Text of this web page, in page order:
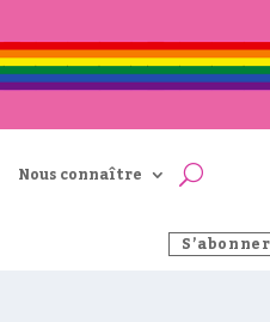
Nous connaître